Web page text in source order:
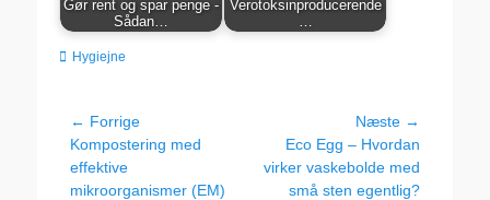
Gør rent og spar penge -
Sådan…
Verotoksinproducerende
…
kategorier
Hygiejne
Indlægsnavigation
← Forrige
Forrige
indlæg:
Kompostering med
effektive
mikroorganismer (EM)
Næste →
Næste
indlæg:
Eco Egg – Hvordan
virker vaskebolde med
små sten egentlig?